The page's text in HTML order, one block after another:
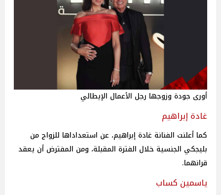
أورى جودة وزوجها رجل الأعمال الإيطالي
غادة إبراهيم
كما أعلنت الفنانة غادة إبراهيم، عن استعداداها للزواج من
بليجكي الجنسية خلال الفترة المقبلة، ومن المفترض أن يعقد
قرانهما.
ياسمين كساب